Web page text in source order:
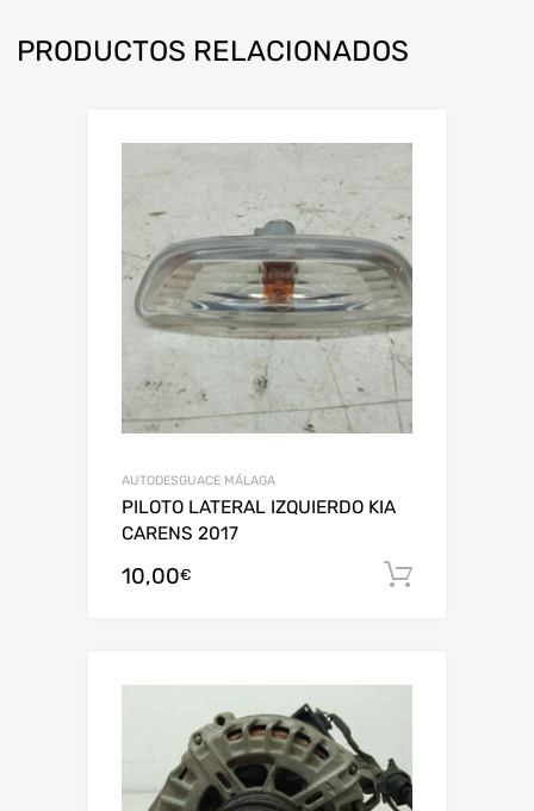
PRODUCTOS RELACIONADOS
AUTODESGUACE MÁLAGA
PILOTO LATERAL IZQUIERDO KIA
CARENS 2017
10,00€